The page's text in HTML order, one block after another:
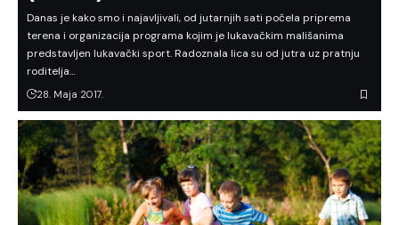
Danas je kako smo i najavljivali, od jutarnjih sati počela priprema
terena i organizacija programa kojim je lukavačkim mališanima
predstavljen lukavački sport. Radoznala lica su od jutra uz pratnju
roditelja…
28. Maja 2017.